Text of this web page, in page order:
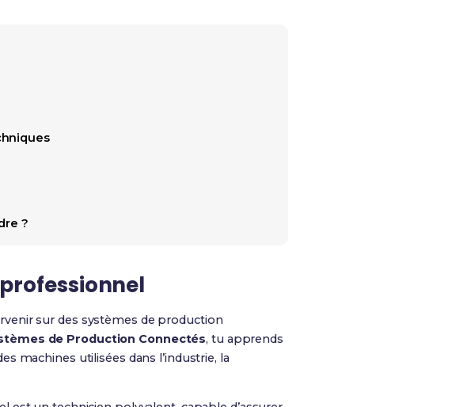
?
sur des systèmes de production
de Production Connectés, tu apprends
machines utilisées dans l’industrie, la